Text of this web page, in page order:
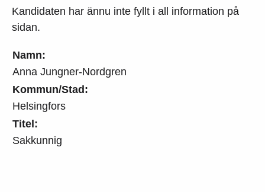
Namn:
Anna Jungner-Nordgren
Kommun/Stad:
Helsingfors
Titel:
Sakkunnig
Kandidaten har ännu inte fyllt i all information på
sidan.